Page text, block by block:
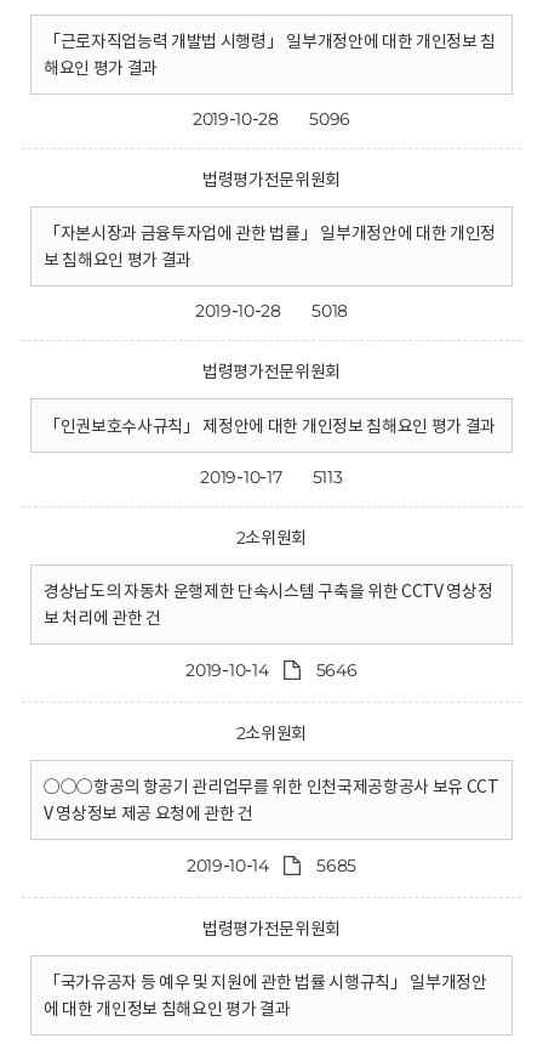
「근로자직업능력 개발법 시행령」 일부개정안에 대한 개인정보 침
해요인 평가 결과
2019-10-28 5096
법령평가전문위원회
「자본시장과 금융투자업에 관한 법률」 일부개정안에 대한 개인정
보 침해요인 평가 결과
2019-10-28 5018
법령평가전문위원회
「인권보호수사규칙」 제정안에 대한 개인정보 침해요인 평가 결과
2019-10-17 5113
2소위원회
경상남도의 자동차 운행제한 단속시스템 구축을 위한 CCTV 영상정
보 처리에 관한 건
2019-10-14 5646
2소위원회
○○○항공의 항공기 관리업무를 위한 인천국제공항공사 보유 CCT
V 영상정보 제공 요청에 관한 건
2019-10-14 5685
법령평가전문위원회
「국가유공자 등 예우 및 지원에 관한 법률 시행규칙」 일부개정안
에 대한 개인정보 침해요인 평가 결과